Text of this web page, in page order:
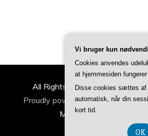
All Rights Reserved 2022 |
Proudly powered by WordPress|
Magazine by
Vi bruger kun
Cookies anvendes
at hjemmesiden
Disse cookies sættes af
automatisk, når din
kort tid.
OK